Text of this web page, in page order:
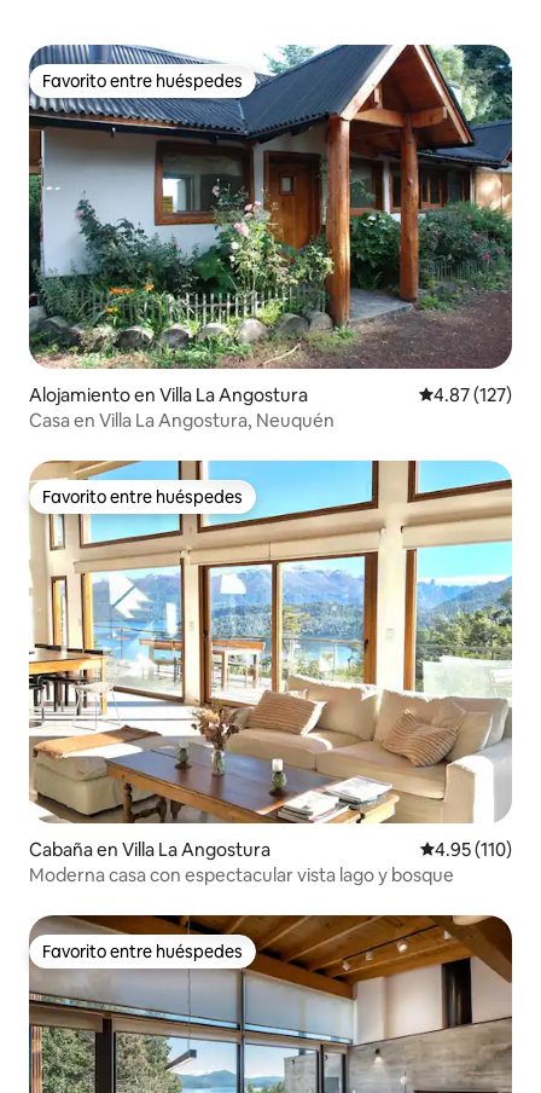
Favorito entre huéspedes
Favorito entre huéspedes
Alojamiento en Villa La Angostura Calificación
4.87 (127)
Casa en Villa La Angostura, Neuquén
Favorito entre huéspedes
Favorito entre huéspedes
Cabaña en Villa La Angostura Calificación
4.95 (110)
Moderna casa con espectacular vista lago y bosque
Favorito entre huéspedes
Favorito entre huéspedes